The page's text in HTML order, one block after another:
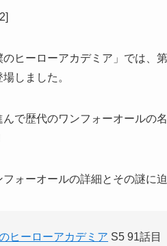
のヒーローアカデミア」では、
しました。
んで歴代のワンフォーオールの
フォーオールの詳細とその謎に
ヒーローアカデミア S5 91話目